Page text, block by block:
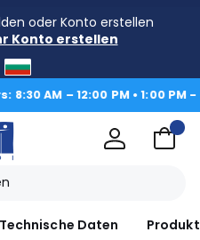
oder Konto erstellen
Konto erstellen
– 12:00 PM • 1:00 PM - 4:30
Technische Daten